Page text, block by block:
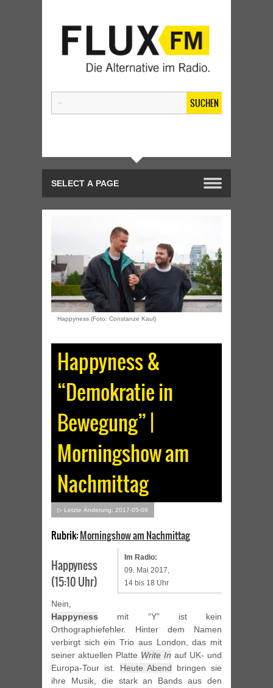
SUCHEN
Happyness (Foto: Constanze Kaul)
Happyness &
“Demokratie in
Bewegung” |
Morningshow am
Nachmittag
▷ Letzte Änderung: 2017-05-09
Rubrik:Morningshow am Nachmittag
Im Radio:
09. Mai 2017,
14 bis 18 Uhr
Happyness
(15:10 Uhr)
Nein,
Happyness mit “Y” ist kein
Orthographiefehler. Hinter dem Namen
verbirgt sich ein Trio aus London, das mit
seiner aktuellen Platte Write In auf UK- und
Europa-Tour ist. Heute Abend bringen sie
ihre Musik, die stark an Bands aus den